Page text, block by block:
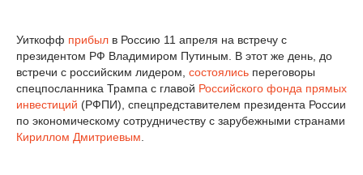
Уиткофф прибыл в Россию 11 апреля на встречу с
президентом РФ Владимиром Путиным. В этот же день, до
встречи с российским лидером, состоялись переговоры
спецпосланника Трампа с главой Российского фонда прямых
инвестиций (РФПИ), спецпредставителем президента России
по экономическому сотрудничеству с зарубежными странами
Кириллом Дмитриевым.